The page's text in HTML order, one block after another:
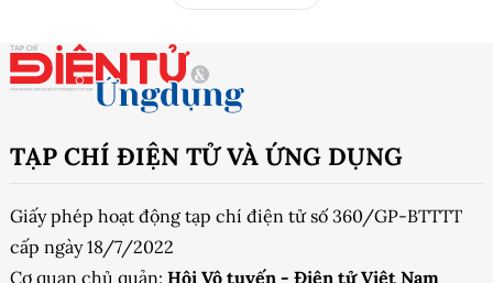
TẠP CHÍ ĐIỆN TỬ VÀ ỨNG DỤNG
Giấy phép hoạt động tạp chí điện tử số 360/GP-BTTTT
cấp ngày 18/7/2022
Cơ quan chủ quản: Hội Vô tuyến - Điện tử Việt Nam